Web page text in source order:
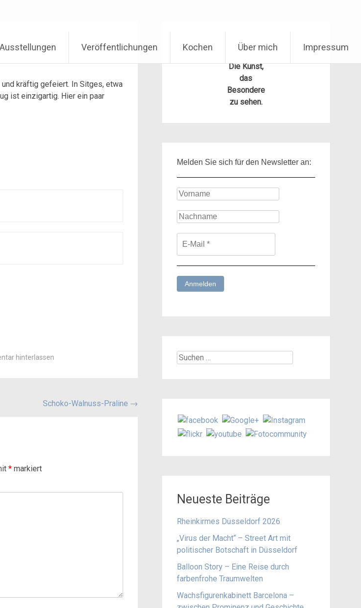
Ausstellungen Veröffentlichungen Kochen Über mich Impressum
kräftig gefeiert. In Sitges, etwa
ist einzigartig. Hier ein paar
hinterlassen
Schoko-Walnuss-Praline →
* markiert
Die Kunst,
das
Besondere
zu sehen.
Melden Sie sich für den Newsletter an:
Suchen
Neueste Beiträge
Rheinkirmes Düsseldorf 2026
„Virus der Macht“ – Street Art mit
politischer Botschaft in Düsseldorf
Balloon Story – Eine Reise durch
farbenfrohe Traumwelten
Wachsfigurenkabinett Barcelona –